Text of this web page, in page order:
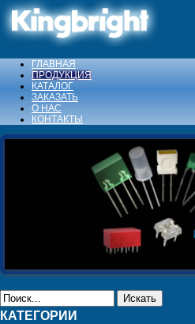
ГЛАВНАЯ
ПРОДУКЦИЯ
КАТАЛОГ
ЗАКАЗАТЬ
О НАС
КОНТАКТЫ
Искать
КАТЕГОРИИ